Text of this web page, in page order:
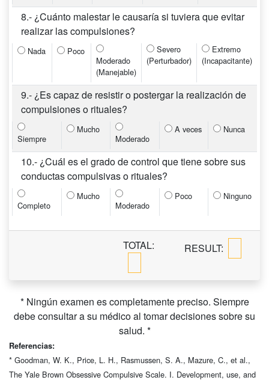
8.- ¿Cuánto malestar le causaría si tuviera que evitar
realizar las compulsiones?
Nada
Poco
Moderado
(Manejable)
Severo
(Perturbador)
Extremo
(Incapacitante)
9.- ¿Es capaz de resistir o postergar la realización de
compulsiones o rituales?
Siempre
Mucho
Moderado
A veces Nunca
10.- ¿Cuál es el grado de control que tiene sobre sus
conductas compulsivas o rituales?
Completo
Mucho
Moderado
Poco Ninguno
TOTAL: RESULT:
* Ningún examen es completamente preciso. Siempre
debe consultar a su médico al tomar decisiones sobre su
salud. *
Referencias:
* Goodman, W. K., Price, L. H., Rasmussen, S. A., Mazure, C., et al.,
The Yale Brown Obsessive Compulsive Scale. I. Development, use, and